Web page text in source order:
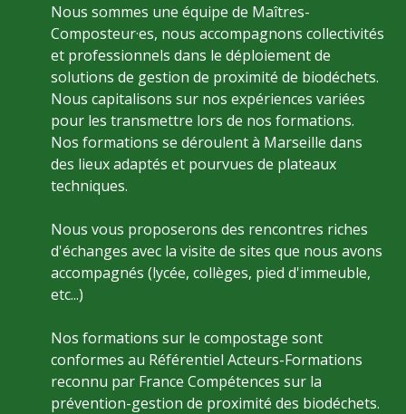
Nous sommes une équipe de Maîtres-
Composteur·es, nous accompagnons collectivités
et professionnels dans le déploiement de
solutions de gestion de proximité de biodéchets.
Nous capitalisons sur nos expériences variées
pour les transmettre lors de nos formations.
Nos formations se déroulent à Marseille dans
des lieux adaptés et pourvues de plateaux
techniques.
Nous vous proposerons des rencontres riches
d'échanges avec la visite de sites que nous avons
accompagnés (lycée, collèges, pied d'immeuble,
etc...)
Nos formations sur le compostage sont
conformes au Référentiel Acteurs-Formations
reconnu par France Compétences sur la
prévention-gestion de proximité des biodéchets.